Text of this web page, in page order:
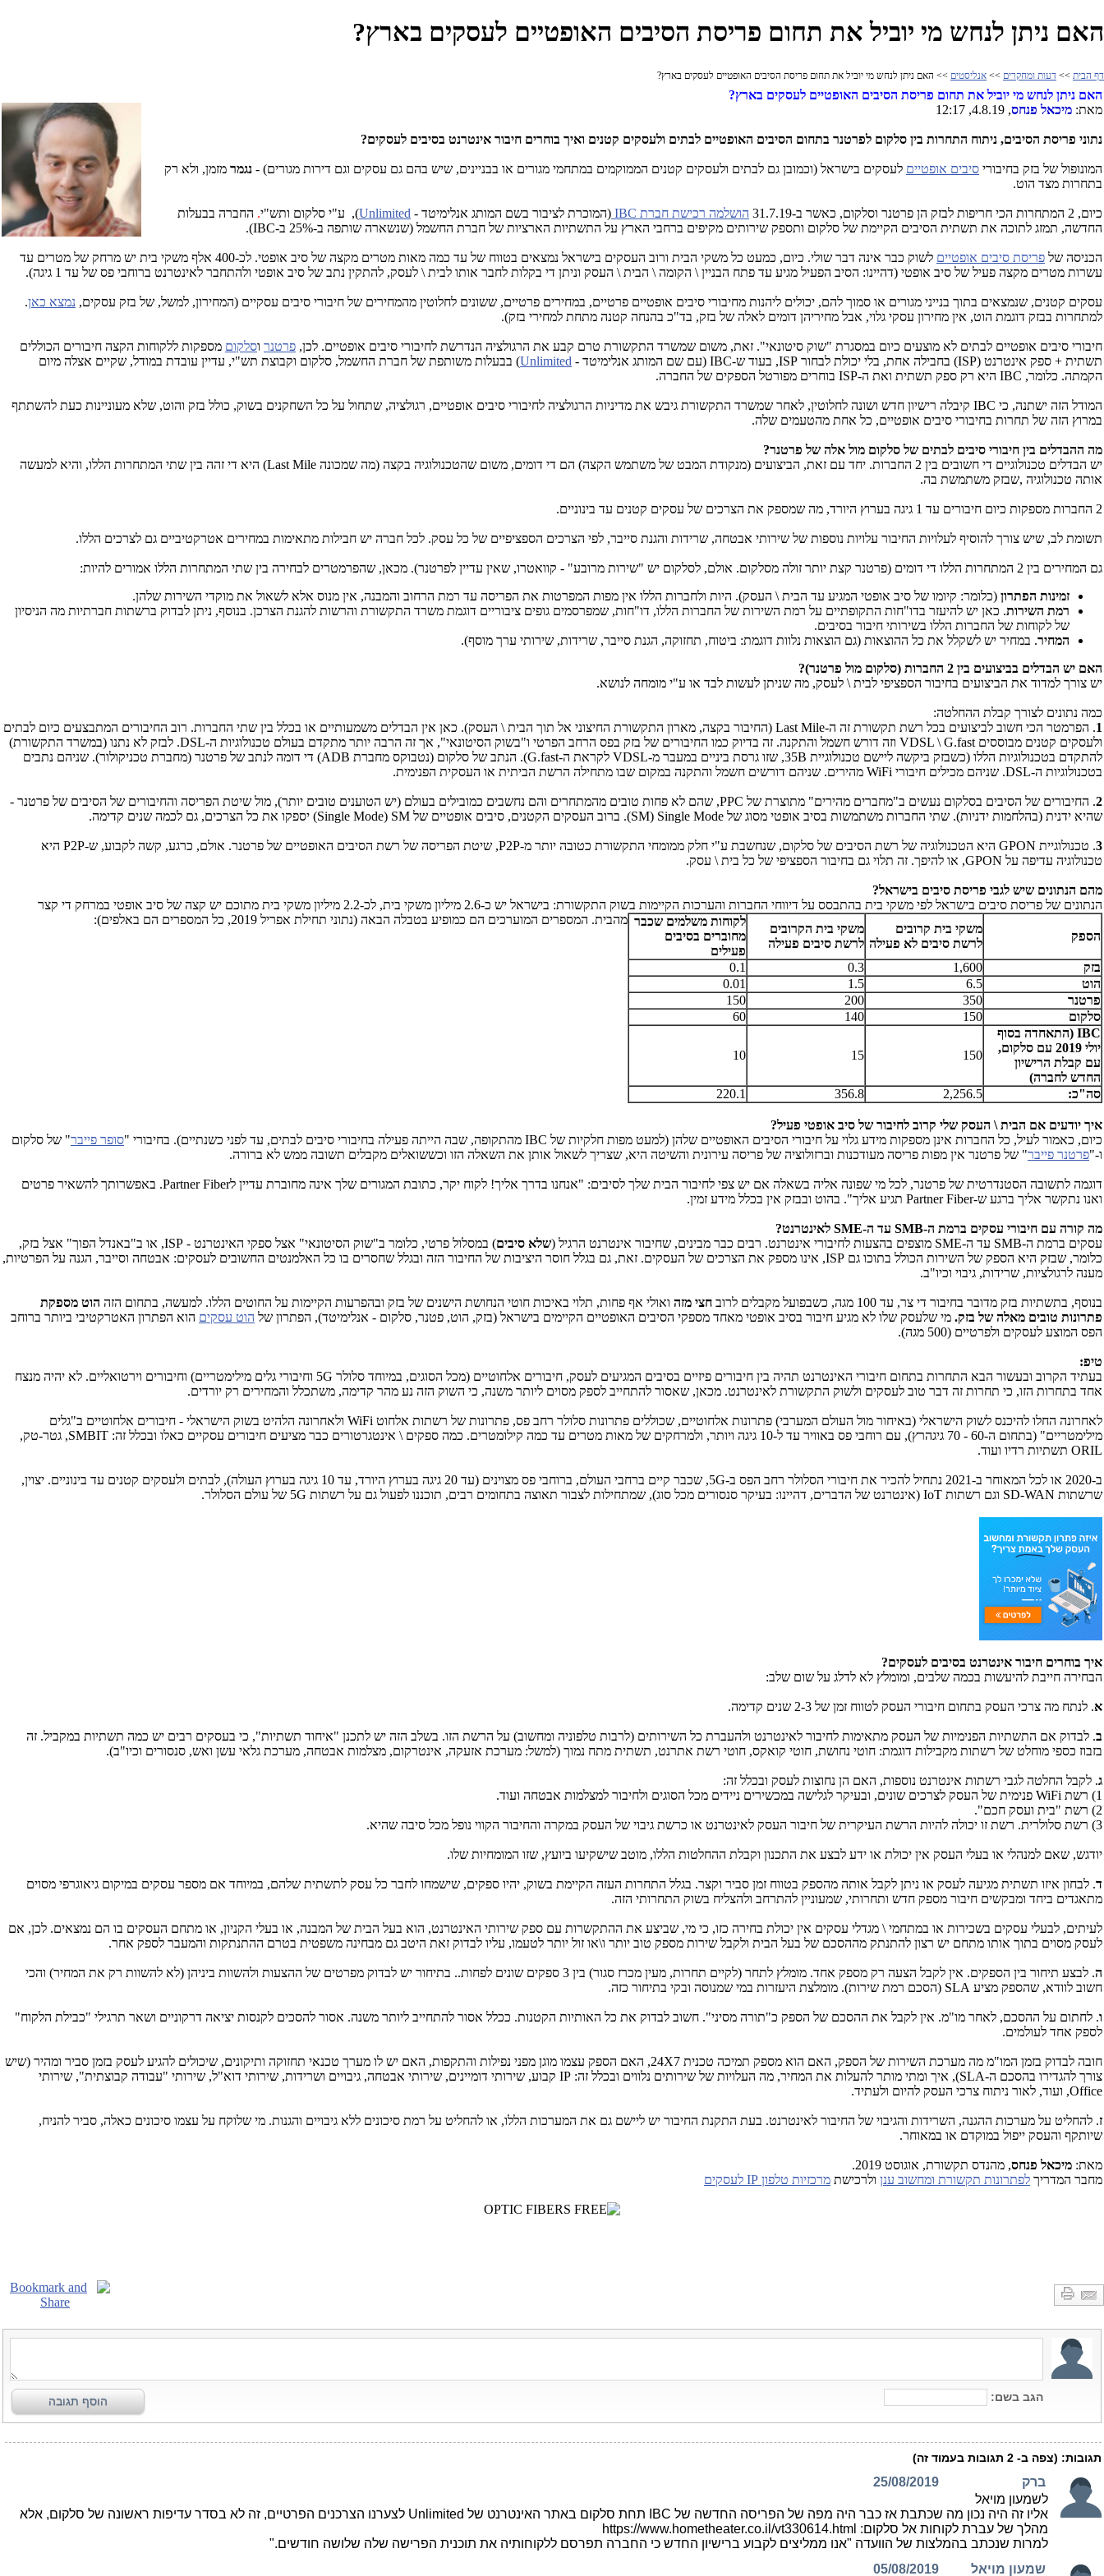
האם ניתן לנחש מי יוביל את תחום פריסת הסיבים האופטיים לעסקים בארץ?
דף הבית >> דעות ומחקרים >> אנליסטים >> האם ניתן לנחש מי יוביל את תחום פריסת הסיבים האופטיים לעסקים בארץ?
האם ניתן לנחש מי יוביל את תחום פריסת הסיבים האופטיים לעסקים בארץ?
מאת: מיכאל פנחס, 4.8.19, 12:17
נתוני פריסת הסיבים, ניתוח התחרות בין סלקום לפרטנר בתחום הסיבים האופטיים לבתים ולעסקים קטנים ואיך בוחרים חיבור אינטרנט בסיבים לעסקים?
המונופול של בזק בחיבורי סיבים אופטיים לעסקים בישראל (וכמובן גם לבתים ולעסקים קטנים הממוקמים במתחמי מגורים או בבניינים, שיש בהם גם עסקים וגם דירות מגורים) - נגמר מזמן, ולא רק
בתחרות מצד הוט.
כיום, 2 המתחרות הכי חריפות לבזק הן פרטנר וסלקום, כאשר ב-31.7.19 הושלמה רכישת חברת IBC (המוכרת לציבור בשם המותג אנלימיטד - Unlimited), ע"י סלקום ותש"י. החברה בבעלות
החדשה, תמזג לתוכה את תשתית הסיבים הקיימת של סלקום ותספק שירותים מקיפים ברחבי הארץ על התשתיות הארציות של חברת החשמל (שנשארה שותפה ב-25% ב-
IBC
).
הכניסה של פריסת סיבים אופטיים
לשוק כבר אינה דבר שולי. כיום, כמעט כל משקי הבית ורוב העסקים בישראל נמצאים בטווח של עד כמה מאות מטרים מקצה של סיב אופטי. לכ-400 אלף משקי בית יש מרחק של מטרים עד
עשרות מטרים מקצה פעיל של סיב אופטי (דהיינו: הסיב הפעיל מגיע עד פתח הבניין \ הקומה \ הבית \ העסק וניתן די בקלות לחבר אותו לבית \ לעסק, להתקין נתב של סיב אופטי ולהתחבר לאינטרנט ברוחבי פס של עד 1 גיגה).
עסקים קטנים, שנמצאים בתוך בנייני מגורים או סמוך להם, יכולים ליהנות מחיבורי סיבים אופטיים פרטיים, במחירים פרטיים, ששונים לחלוטין מהמחירים של חיבורי סיבים עסקיים (המחירון, למשל, של בזק עסקים, נמצא כאן.
למתחרות בבזק דוגמת הוט, אין מחירון עסקי גלוי, אבל מחיריהן דומים לאלה של בזק, בד"כ בהנחה קטנה מתחת למחירי בזק).
חיבורי סיבים אופטיים לבתים לא מוצעים כיום במסגרת "שוק סיטונאי". זאת, משום שמשרד התקשורת טרם קבע את הרגולציה הנדרשת לחיבורי סיבים אופטיים. לכן, פרטנר וסלקום מספקות ללקוחות הקצה חיבורים הכוללים
תשתית + ספק אינטרנט (ISP) בחבילה אחת, בלי יכולת לבחור ISP, בעוד ש-IBC (עם שם המותג אנלימיטד - Unlimited) בבעלות משותפת של חברת החשמל, סלקום וקבוצת תש"י, עדיין עובדת במודל, שקיים אצלה מיום
הקמתה. כלומר, IBC היא רק ספק תשתית ואת ה-ISP בוחרים מפורטל הספקים של החברה.
המודל הזה ישתנה, כי IBC קיבלה רישיון חדש ושונה לחלוטין, לאחר שמשרד התקשורת גיבש את מדיניות הרגולציה לחיבורי סיבים אופטיים, רגולציה, שתחול על כל השחקנים בשוק, כולל בזק והוט, שלא מעוניינות כעת להשתתף
במרוץ הזה של תחרות בחיבורי סיבים אופטיים, כל אחת מהטעמים שלה.
מה ההבדלים בין חיבורי סיבים לבתים של סלקום מול אלה של פרטנר?
יש הבדלים טכנולוגיים די חשובים בין 2 החברות. יחד עם זאת, הביצועים (מנקודת המבט של משתמש הקצה) הם די דומים, משום שהטכנולוגיה בקצה (מה שמכונה
Last Mile) היא די זהה בין שתי המתחרות הללו, והיא למעשה
אותה טכנולוגיה ,שבזק משתמשת בה.
2 החברות מספקות כיום חיבורים עד 1 גיגה בערוץ היורד, מה שמספק את הצרכים של עסקים קטנים עד בינוניים.
תשומת לב, שיש צורך להוסיף לעלויות החיבור עלויות נוספות של שירותי אבטחה, שרידות והגנת סייבר, לפי הצרכים הספציפיים של כל עסק. לכל חברה יש חבילות מתאימות במחירים אטרקטיביים גם לצרכים הללו.
גם המחירים בין 2 המתחרות הללו די דומים (פרטנר קצת יותר זולה מסלקום. אולם, לסלקום יש "שירות מרובע" - קוואטרו, שאין עדיין לפרטנר). מכאן, שהפרמטרים לבחירה בין שתי המתחרות הללו אמורים להיות:
זמינות הפתרון (כלומר: קיומו של סיב אופטי המגיע עד הבית \ העסק). היות ולחברות הללו אין מפות המפרטות את הפריסה עד רמת הרחוב והמבנה, אין מנוס אלא לשאול את מוקדי השירות שלהן.
רמת השירות. כאן יש להיעזר בדו"חות התקופתיים על רמת השירות של החברות הללו, דו"חות, שמפרסמים גופים ציבוריים דוגמת משרד התקשורת והרשות להגנת הצרכן. בנוסף, ניתן לבדוק ברשתות חברתיות מה הניסיון
של לקוחות של החברות הללו בשירותי חיבור בסיבים.
המחיר. במחיר יש לשקלל את כל ההוצאות (גם הוצאות נלוות דוגמת: ביטוח, תחזוקה, הגנת סייבר, שרידות, שירותי ערך מוסף).
האם יש הבדלים בביצועים בין 2 החברות (סלקום מול פרטנר)?
יש צורך למדוד את הביצועים בחיבור הספציפי לבית \ לעסק, מה שניתן לעשות לבד או ע"י מומחה לנושא.
כמה נתונים לצורך קבלת ההחלטה:
1. הפרמטר הכי חשוב לביצועים בכל רשת תקשורת זה ה-Last Mile (החיבור בקצה, מארון התקשורת החיצוני אל תוך הבית \ העסק). כאן אין הבדלים משמעותיים או בכלל בין שתי החברות. רוב החיבורים המתבצעים כיום לבתים
ולעסקים קטנים מבוססים G.fast
\
VDSL וזה דורש חשמל והתקנה. זה בדיוק כמו החיבורים של בזק בפס הרחב הפרטי ו"בשוק הסיטונאי", אך זה הרבה יותר מתקדם בעולם טכנולוגיות ה-DSL. לבזק לא נתנו (במשרד התקשורת)
להתקדם בטכנולוגיות הללו (כשבזק ביקשה ליישם טכנולוגיית 35B, שזו גרסת ביניים במעבר מ-VDSL לקראת ה-G.fast). הנתב של סלקום (נטבוקס מחברת ADB) די דומה לנתב של פרטנר (מחברת טכניקולור). שניהם נתבים
בטכנולוגיות ה-DSL. שניהם מכילים חיבורי WiFi מהירים. שניהם דורשים חשמל והתקנה במקום שבו מתחילה הרשת הביתית או העסקית הפנימית.
2. החיבורים של הסיבים בסלקום נעשים ב"מחברים מהירים" מתוצרת של PPC, שהם לא פחות טובים מהמתחרים והם נחשבים כמובילים בעולם (יש הטוענים טובים יותר), מול שיטת הפריסה והחיבורים של הסיבים של פרטנר -
שהיא ידנית (בהלחמות ידניות). שתי החברות משתמשות בסיב אופטי מסוג של Single Mode
(
SM). ברוב העסקים הקטנים, סיבים אופטיים של Single Mode) SM) יספקו את כל הצרכים, גם לכמה שנים קדימה.
3. טכנולוגיית GPON היא הטכנולוגיה של רשת הסיבים של סלקום, שנחשבת ע"י חלק ממומחי התקשורת כטובה יותר מ-P2P, שיטת הפריסה של רשת הסיבים האופטיים של פרטנר. אולם, כרגע, קשה לקבוע, ש-P2P היא
טכנולוגיה עדיפה על GPON, או להיפך. זה תלוי גם בחיבור הספציפי של כל בית \ עסק.
מהם הנתונים שיש לגבי פריסת סיבים בישראל?
הנתונים של פריסת סיבים בישראל לפי משקי בית בהתבסס על דיווחי החברות והערכות הקיימות בשוק התקשורת: בישראל יש כ-2.6 מיליון משקי בית, לכ-2.2 מיליון משקי בית מתוכם יש קצה של סיב אופטי במרחק די קצר
מהבית. המספרים המוערכים הם כמופיע בטבלה הבאה (נתוני תחילת אפריל 2019, כל המספרים הם באלפים):
הספק
משקי בית קרובים
לרשת סיבים לא פעילה
משקי בית הקרובים
לרשת סיבים פעילה
לקוחות משלמים שכבר
מחוברים בסיבים
פעילים
בזק
1,600
0.3
0.1
הוט
6.5
1.5
0.01
פרטנר
350
200
150
סלקום
150
140
60
IBC (התאחדה בסוף
יולי 2019 עם סלקום,
עם קבלת הרישיון
החדש לחברה)
150
15
10
סה"כ: 2,256.5
356.8
220.1
איך יודעים אם הבית \ העסק שלי קרוב לחיבור של סיב אופטי פעיל?
כיום, כאמור לעיל, כל החברות אינן מספקות מידע גלוי על חיבורי הסיבים האופטיים שלהן (למעט מפות חלקיות של IBC מהתקופה, שבה הייתה פעילה בחיבורי סיבים לבתים, עד לפני כשנתיים). בחיבורי "סופר פייבר" של סלקום
ו-"פרטנר פייבר" של פרטנר אין מפות פריסה מעודכנות וברזולוציה של פריסה עירונית והשיטה היא, שצריך לשאול אותן את השאלה הזו וכששואלים מקבלים תשובה ממש לא ברורה.
דוגמה לתשובה הסטנדרטית של פרטנר, לכל מי שפונה אליה בשאלה אם יש צפי לחיבור הבית שלך לסיבים: "אנחנו בדרך אליך! לקוח יקר, כתובת המגורים שלך אינה מחוברת עדיין ל.Partner Fiber באפשרותך להשאיר פרטים
ואנו נתקשר אליך ברגע ש-Partner Fiber תגיע אליך". בהוט ובבזק אין בכלל מידע זמין.
מה קורה עם חיבורי עסקים ברמת ה-SMB עד ה-SME לאינטרנט?
עסקים ברמת ה-SMB עד ה-SME מוצפים בהצעות לחיבורי אינטרנט. רבים כבר מבינים, שחיבור אינטרנט הרגיל (שלא סיבים) במסלול פרטי, כלומר ב"שוק הסיטונאי" אצל ספקי האינטרנט - ISP, או ב"באנדל הפוך" אצל בזק,
כלומר, שבזק היא הספק של השירות הכולל בתוכו גם ISP, אינו מספק את הצרכים של העסקים. זאת, גם בגלל חוסר היציבות של החיבור הזה ובגלל שחסרים בו כל האלמנטים החשובים לעסקים: אבטחה וסייבר, הגנה על הפרטיות,
מענה לרגולציות, שרידות, גיבוי וכיו"ב.
בנוסף, בתשתיות בזק מדובר בחיבור די צר, עד 100 מגה, כשבפועל מקבלים לרוב חצי מזה ואולי אף פחות, תלוי באיכות חוטי הנחושת הישנים של בזק ובהפרעות הקיימות על החוטים הללו. למעשה, בתחום הזה הוט מספקת
פתרונות טובים מאלה של בזק. מי שלעסק שלו לא מגיע חיבור בסיב אופטי מאחד מספקי הסיבים האופטיים הקיימים בישראל (בזק, הוט, פטנר, סלקום - אנלימיטד), הפתרון של הוט עסקים הוא הפתרון האטרקטיבי ביותר ברוחב
הפס המוצע לעסקים ולפרטיים (500 מגה).
טיפ:
בעתיד הקרוב ובעשור הבא התחרות בתחום חיבורי האינטרנט תהיה בין חיבורים פיזיים בסיבים המגיעים לעסק, חיבורים אלחוטיים (מכל הסוגים, במיוחד סלולר 5G וחיבורי גלים מילימטריים) וחיבורים וירטואליים. לא יהיה מנצח
אחד בתחרות הזו, כי תחרות זה דבר טוב לעסקים ולשוק התקשורת לאינטרנט. מכאן, שאסור להתחייב לספק מסוים ליותר משנה, כי השוק הזה נע מהר קדימה, משתכלל והמחירים רק יורדים.
לאחרונה החלו להיכנס לשוק הישראלי (באיחור מול העולם המערבי) פתרונות אלחוטיים, שכוללים פתרונות סלולר רחב פס, פתרונות של רשתות אלחוט WiFi ולאחרונה הלהיט בשוק הישראלי - חיבורים אלחוטיים ב"גלים
מילימטריים" (בתחום ה-60 - 70 גיגהרץ), עם רוחבי פס באוויר עד ל-10 גיגה ויותר, ולמרחקים של מאות מטרים עד כמה קילומטרים. כמה ספקים \ אינטגרטורים כבר מציעים חיבורים עסקיים כאלו ובכלל זה:
SMBIT, גטר-טק,
ORIL תשתיות רדיו ועוד.
ב-2020 או לכל המאוחר ב-2021 נתחיל להכיר את חיבורי הסלולר רחב הפס ב- G
5, שכבר קיים ברחבי העולם, ברוחבי פס מצוינים (עד 20 גיגה בערוץ היורד, עד 10 גיגה בערוץ העולה), לבתים ולעסקים קטנים עד בינוניים. יצוין,
שרשתות SD-WAN וגם רשתות IoT (אינטרנט של הדברים, דהיינו: בעיקר סנסורים מכל סוג), שמתחילות לצבור תאוצה בתחומים רבים, תוכננו לפעול גם על רשתות 5G של עולם הסלולר.
איך בוחרים חיבור אינטרנט בסיבים לעסקים?
הבחירה חייבת להיעשות בכמה שלבים, ומומלץ לא לדלג על שום שלב:
א. לנתח מה צרכי העסק בתחום חיבורי העסק לטווח זמן של 2-3 שנים קדימה.
ב. לבדוק אם התשתיות הפנימיות של העסק מתאימות לחיבור לאינטרנט ולהעברת כל השירותים (לרבות טלפוניה ומחשוב) על הרשת הזו. בשלב הזה יש לתכנן "איחוד תשתיות", כי בעסקים רבים יש כמה תשתיות במקביל. זה
בזבוז כספי מוחלט של רשתות מקבילות דוגמת: חוטי נחושת, חוטי קואקס, חוטי רשת אתרנט, תשתית מתח נמוך (למשל: מערכת אזעקה, אינטרקום, מצלמות אבטחה, מערכת גלאי עשן ואש, סנסורים וכיו"ב).
ג. לקבל החלטה לגבי רשתות אינטרנט נוספות, האם הן נחוצות לעסק ובכלל זה:
1) רשת
WiFi פנימית של העסק לצרכים שונים, ובעיקר לגלישה במכשירים ניידים מכל הסוגים ולחיבור למצלמות אבטחה ועוד.
2) רשת "בית ועסק חכם".
3) רשת סלולרית. רשת זו יכולה להיות הרשת העיקרית של חיבור העסק לאינטרנט או כרשת גיבוי של העסק במקרה והחיבור הקווי נופל מכל סיבה שהיא.
יודגש, שאם למנהלי או בעלי העסק אין יכולת או ידע לבצע את התכנון וקבלת ההחלטות הללו, מוטב שישקיעו ביועץ, שזו המומחיות שלו.
ד. לבחון איזו תשתית מגיעה לעסק או ניתן לקבל אותה מהספק בטווח זמן סביר וקצר. בגלל התחרות העזה הקיימת בשוק, יהיו ספקים, שישמחו לחבר כל עסק לתשתית שלהם, במיוחד אם מספר עסקים במיקום גיאוגרפי מסוים
מתאגדים ביחד ומבקשים חיבור מספק חדש ותחרותי, שמעוניין להתרחב ולהצליח בשוק התחרותי הזה.
לעיתים, לבעלי עסקים בשכירות או במתחמי \ מגדלי עסקים אין יכולת בחירה כזו, כי מי, שביצע את ההתקשרות עם ספק שירותי האינטרנט, הוא בעל הבית של המבנה, או בעלי הקניון, או מתחם העסקים בו הם נמצאים. לכן, אם
לעסק מסוים בתוך אותו מתחם יש רצון להתנתק מההסכם של בעל הבית ולקבל שירות מספק טוב יותר ו\או זול יותר לטעמו, עליו לבדוק זאת היטב גם מבחינה משפטית בטרם ההתנתקות והמעבר לספק אחר.
ה
. לבצע תיחור בין הספקים. אין לקבל הצעה רק מספק אחד. מומלץ לתחר (לקיים תחרות, מעין מכרז סגור) בין 3 ספקים שונים לפחות.. בתיחור יש לבדוק מפרטים של ההצעות ולהשוות ביניהן (לא להשוות רק את המחיר) והכי
חשוב לוודא, שהספק מציע SLA (הסכם רמת שירות). מומלצת היעזרות במי שמנוסה ובקי בתיחור כזה.
ו. לחתום על ההסכם, לאחר מו"מ. אין לקבל את ההסכם של הספק כ"תורה מסיני". חשוב לבדוק את כל האותיות הקטנות. ככלל אסור להתחייב ליותר משנה. אסור להסכים לקנסות יציאה דרקוניים ושאר תרגילי "כבילת הלקוח"
לספק אחד לעולמים.
חובה לבדוק בזמן המו"מ מה מערכת השירות של הספק, האם הוא מספק תמיכה טכנית 24X7, האם הספק עצמו מוגן מפני נפילות והתקפות, האם יש לו מערך טכנאי תחזוקה ותיקונים, שיכולים להגיע לעסק בזמן סביר ומהיר (שיש
צורך להגדירו בהסכם ה-SLA), איך ומתי מותר להעלות את המחיר, מה העלויות של שירותים נלווים ובכלל זה: IP קבוע, שירותי דומיינים, שירותי אבטחה, גיבויים ושרידות, שירותי דוא"ל, שירותי "עבודה קבוצתית", שירותי
Office, ועוד, לאור ניתוח צרכי העסק להיום ולעתיד.
ז. להחליט על מערכות ההגנה, השרידות והגיבוי של החיבור לאינטרנט. בעת התקנת החיבור יש ליישם גם את המערכות הללו, או להחליט על רמת סיכונים ללא גיבויים והגנות. מי שלוקח על עצמו סיכונים כאלה, סביר להניח,
שיותקף והעסק ייפול במוקדם או במאוחר.
מאת: מיכאל פנחס, מהנדס תקשורת, אוגוסט 2019.
מחבר המדריך לפתרונות תקשורת ומחשוב ענן ולרכישת מרכזיות טלפון IP לעסקים